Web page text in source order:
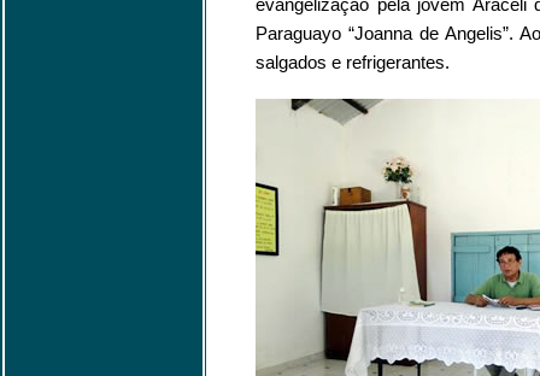
evangelização pela jovem
Paraguayo “Joanna de Angelis”.
salgados e refrigerantes.